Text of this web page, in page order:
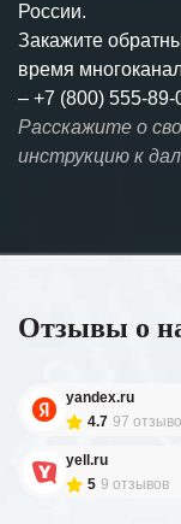
России.
Закажите
время
– +7 (800) 555-89-
Расскажите о
инструкцию к
Отзывы о
yandex.ru
4.7 97
yell.ru
5 9 отзывов